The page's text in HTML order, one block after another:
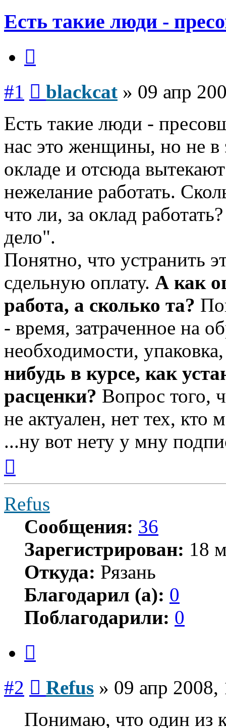
Есть такие люди -
#1 blackcat » 09 апр
Есть такие люди -
нас это женщины, но не в
окладе и отсюда
нежелание работать.
что ли, за оклад
дело".
Понятно, что устранить
сдельную оплату. А как
работа, а сколько та?
- время, затраченное на
необходимости,
нибудь в курсе, как
расценки? Вопрос того,
не актуален, нет тех, кто
...ну вот нету у мну
началу
Refus
Сообщения: 36
Зарегистрирован: 18
Откуда: Рязань
Благодарил (а): 0
Поблагодарили: 0
#2 Refus » 09 апр 2008,
Понимаю, что один из